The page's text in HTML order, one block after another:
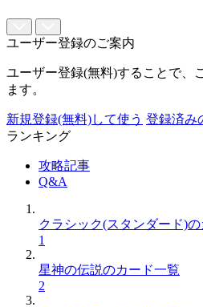
ユーザー登録のご案内
ユーザー登録(無料)することで、
ます。
新規登録(無料)して使う 登録済み
ランキング
攻略記事
Q&A
クラシック(スタンダード)
1
星神の伝説のカード一覧
2